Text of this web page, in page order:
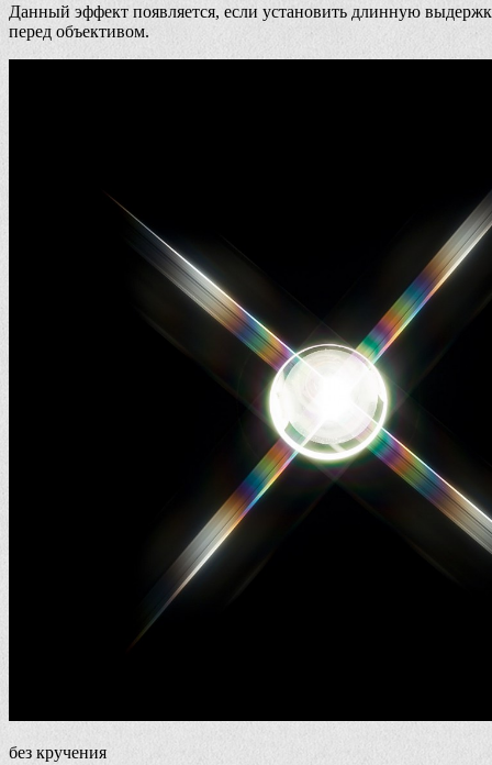
Данный эффект появляется, если установить длинную
перед объективом.
без кручения